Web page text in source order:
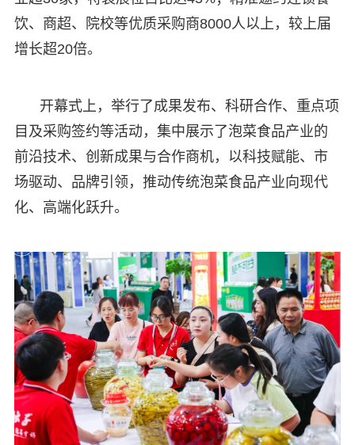
饮、商超、院校等优质采购商8000人以上，较上届
增长超20倍。
开幕式上，举行了成果发布、科研合作、重点项
目及采购签约等活动，集中展示了泡菜食品产业的
前沿技术、创新成果与合作商机，以科技赋能、市
场驱动、品牌引领，推动传统泡菜食品产业向现代
化、高端化跃升。